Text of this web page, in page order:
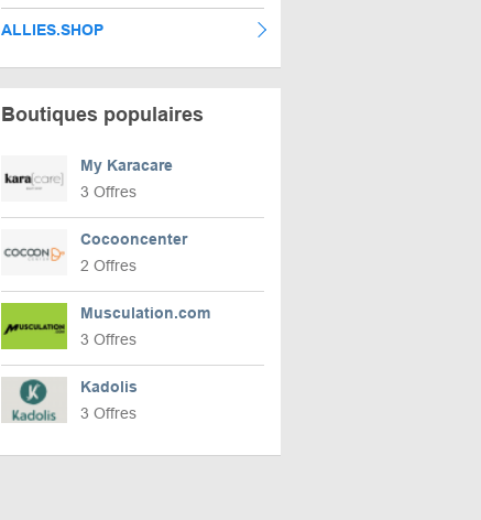
ALLIES.SHOP
Boutiques populaires
My Karacare
3 Offres
Cocooncenter
2 Offres
Musculation.com
3 Offres
Kadolis
3 Offres